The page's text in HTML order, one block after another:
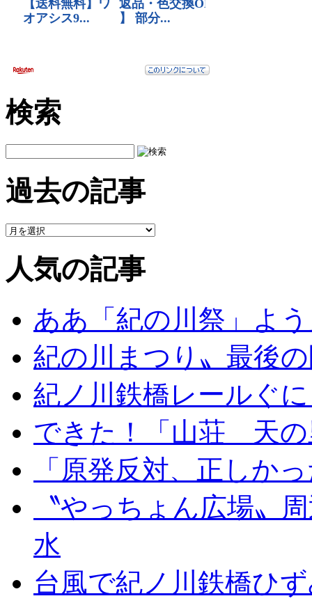
検索
過去の記事
人気の記事
ああ「紀の川祭」よ
紀の川まつり〟最後
紀ノ川鉄橋レールぐ
できた！「山荘 天の
「原発反対、正しか
〝やっちょん広場〟
水
台風で紀ノ川鉄橋ひ